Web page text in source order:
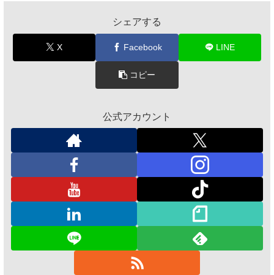
シェアする
X Facebook LINE
コピー
公式アカウント